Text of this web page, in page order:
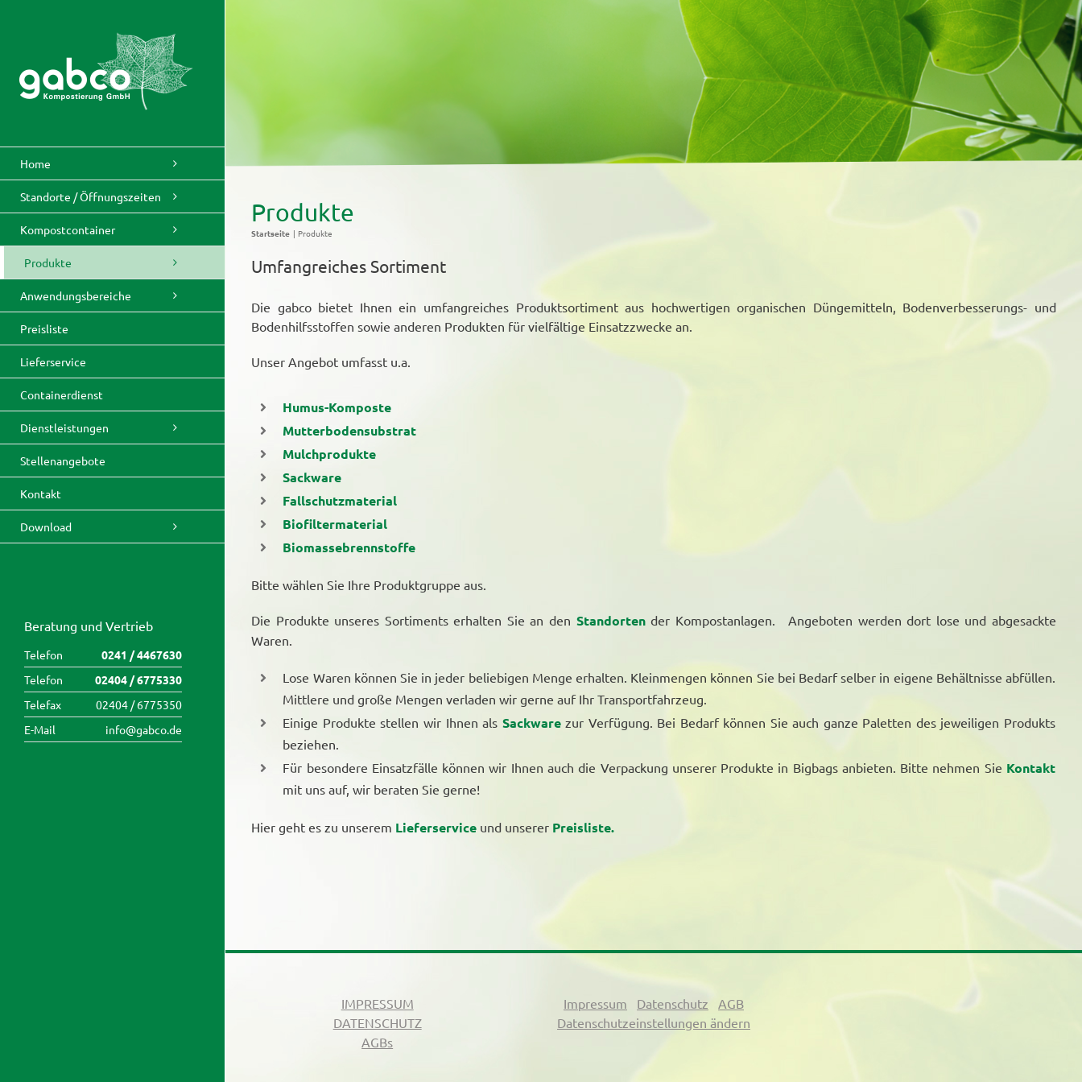
Home
Standorte / Öffnungszeiten
Kompostcontainer
Produkte
Anwendungsbereiche
Preisliste
Lieferservice
Containerdienst
Dienstleistungen
Stellenangebote
Kontakt
Download
Beratung und Vertrieb
Telefon
0241 / 4467630
Telefon
02404 / 6775330
Telefax
02404 / 6775350
E-Mail
info@gabco.de
Produkte
Startseite Produkte
Umfangreiches Sortiment
Die gabco bietet Ihnen ein umfangreiches Produktsortiment aus hochwertigen organischen Düngemitteln, Bodenverbesserungs- und
Bodenhilfsstoffen sowie anderen Produkten für vielfältige Einsatzzwecke an.
Unser Angebot umfasst u.a.
Humus-Komposte
Mutterbodensubstrat
Mulchprodukte
Sackware
Fallschutzmaterial
Biofiltermaterial
Biomassebrennstoffe
Bitte wählen Sie Ihre Produktgruppe aus.
Die Produkte unseres Sortiments erhalten Sie an den Standortender Kompostanlagen. Angeboten werden dort lose und abgesackte
Waren.
Lose Waren können Sie in jeder beliebigen Menge erhalten. Kleinmengen können Sie bei Bedarf selber in eigene Behältnisse abfüllen.
Mittlere und große Mengen verladen wir gerne auf Ihr Transportfahrzeug.
Einige Produkte stellen wir Ihnen als Sackwarezur Verfügung. Bei Bedarf können Sie auch ganze Paletten des jeweiligen Produkts
beziehen.
Für besondere Einsatzfälle können wir Ihnen auch die Verpackung unserer Produkte in Bigbags anbieten. Bitte nehmen Sie Kontakt
mit uns auf, wir beraten Sie gerne!
Hier geht es zu unserem Lieferservice und unserer Preisliste.
IMPRESSUM
DATENSCHUTZ
AGBs
Impressum Datenschutz
AGB
Datenschutzeinstellungen ändern